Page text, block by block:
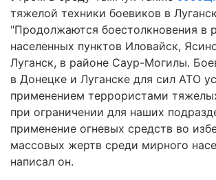
тяжелой техники боевиков в
"Продолжаются боестолкновения в
населенных пунктов Иловайск,
Луганск, в районе Саур-Могилы.
в Донецке и Луганске для сил АТО
применением террористами
при ограничении для наших
применение огневых средств во
массовых жертв среди мирного
написал он.